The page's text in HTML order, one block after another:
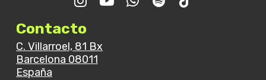
Contacto
C. Villarroel, 81 Bx
Barcelona 08011
España